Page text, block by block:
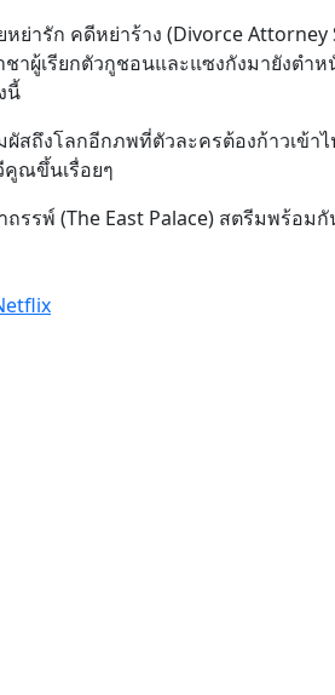
ย่ารัก คดีหย่าร้าง (Divorce Attorney
าผู้เรียกตัวกูชอนและแซงกังมายังตำ
นี้
สถึงโลกอีกภพที่ตัวละครต้องก้าวเข้า
คูณขึ้นเรื่อยๆ
รพ์ (The East Palace) สตรีมพร้อม